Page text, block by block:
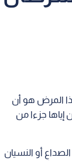
المرض هو أن
إياها جزءا من
أو النسيان